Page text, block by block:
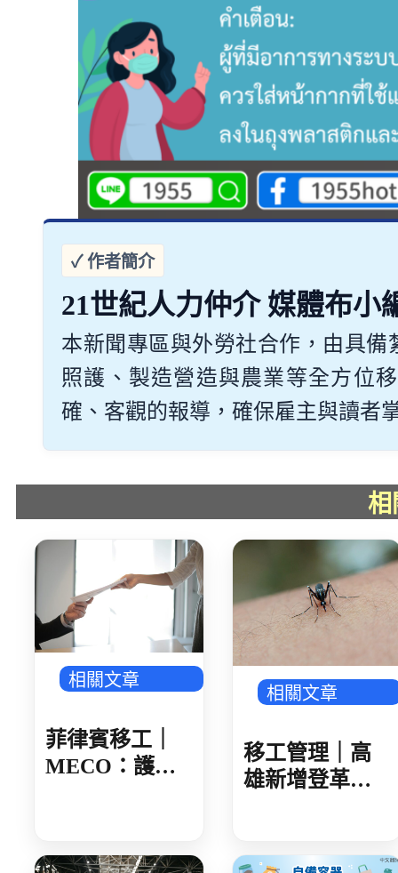
21世紀人力仲介 媒體布小
本新聞專區與外勞社合作，由具
照護、製造營造與農業等全方位
確、客觀的報導，確保雇主與讀者
相
相關文章
菲律賓移工｜
MECO：護照
相關文章
移工管理｜高
雄新增登革熱
據實告知旅遊